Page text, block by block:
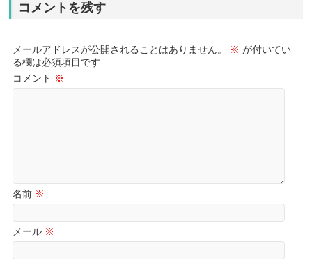
コメントを残す
メールアドレスが公開されることはありません。 ※ が付いてい
る欄は必須項目です
コメント ※
名前 ※
メール ※